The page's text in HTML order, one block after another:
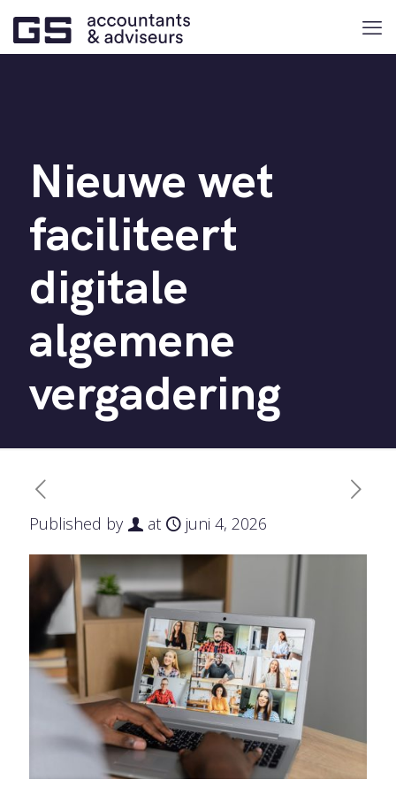
Nieuwe wet
faciliteert
digitale
algemene
vergadering
Published by at juni 4, 2026